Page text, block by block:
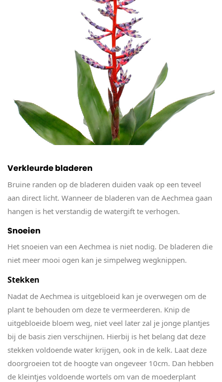
Verkleurde bladeren
Bruine randen op de bladeren duiden vaak op een teveel
aan direct licht. Wanneer de bladeren van de Aechmea gaan
hangen is het verstandig de watergift te verhogen.
Snoeien
Het snoeien van een Aechmea is niet nodig. De bladeren die
niet meer mooi ogen kan je simpelweg wegknippen.
Stekken
Nadat de Aechmea is uitgebloeid kan je overwegen om de
plant te behouden om deze te vermeerderen. Knip de
uitgebloeide bloem weg, niet veel later zal je jonge plantjes
bij de basis zien verschijnen. Hierbij is het belang dat deze
stekken voldoende water krijgen, ook in de kelk. Laat deze
doorgroeien tot de hoogte van ongeveer 10cm. Dan hebben
de kleintjes voldoende wortels om van de moederplant